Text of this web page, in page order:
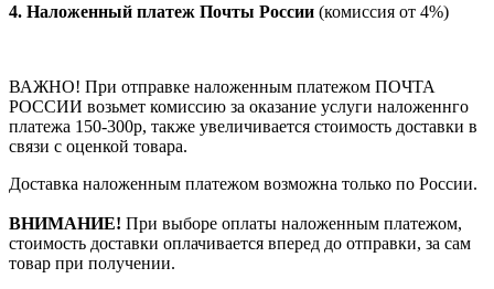
4. Наложенный платеж Почты России (комиссия от 4%)
ВАЖНО! При отправке наложенным платежом ПОЧТА
РОССИИ возьмет комиссию за оказание услуги наложеннго
платежа 150-300р, также увеличивается стоимость доставки в
связи с оценкой товара.
Доставка наложенным платежом возможна только по России.
ВНИМАНИЕ! При выборе оплаты наложенным платежом,
стоимость доставки оплачивается вперед до отправки, за сам
товар при получении.